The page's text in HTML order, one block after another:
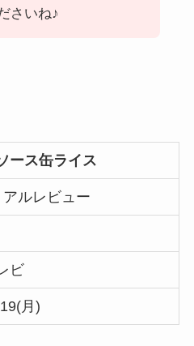
さいね♪
ース缶ライス
ルレビュー
ビ
月)